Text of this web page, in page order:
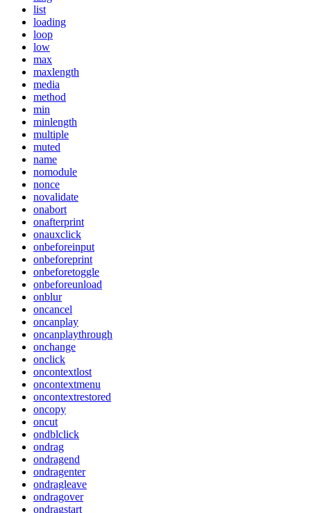
list
loading
loop
low
max
maxlength
media
method
min
minlength
multiple
muted
name
nomodule
nonce
novalidate
onabort
onafterprint
onauxclick
onbeforeinput
onbeforeprint
onbeforetoggle
onbeforeunload
onblur
oncancel
oncanplay
oncanplaythrough
onchange
onclick
oncontextlost
oncontextmenu
oncontextrestored
oncopy
oncut
ondblclick
ondrag
ondragend
ondragenter
ondragleave
ondragover
ondragstart